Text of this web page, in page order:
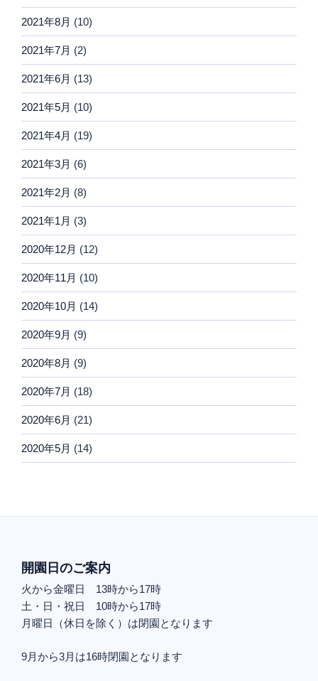
2021年8月 (10)
2021年7月 (2)
2021年6月 (13)
2021年5月 (10)
2021年4月 (19)
2021年3月 (6)
2021年2月 (8)
2021年1月 (3)
2020年12月 (12)
2020年11月 (10)
2020年10月 (14)
2020年9月 (9)
2020年8月 (9)
2020年7月 (18)
2020年6月 (21)
2020年5月 (14)
開園日のご案内
火から金曜日 13時から17時
土・日・祝日 10時から17時
月曜日（休日を除く）は閉園となります
9月から3月は16時閉園となります